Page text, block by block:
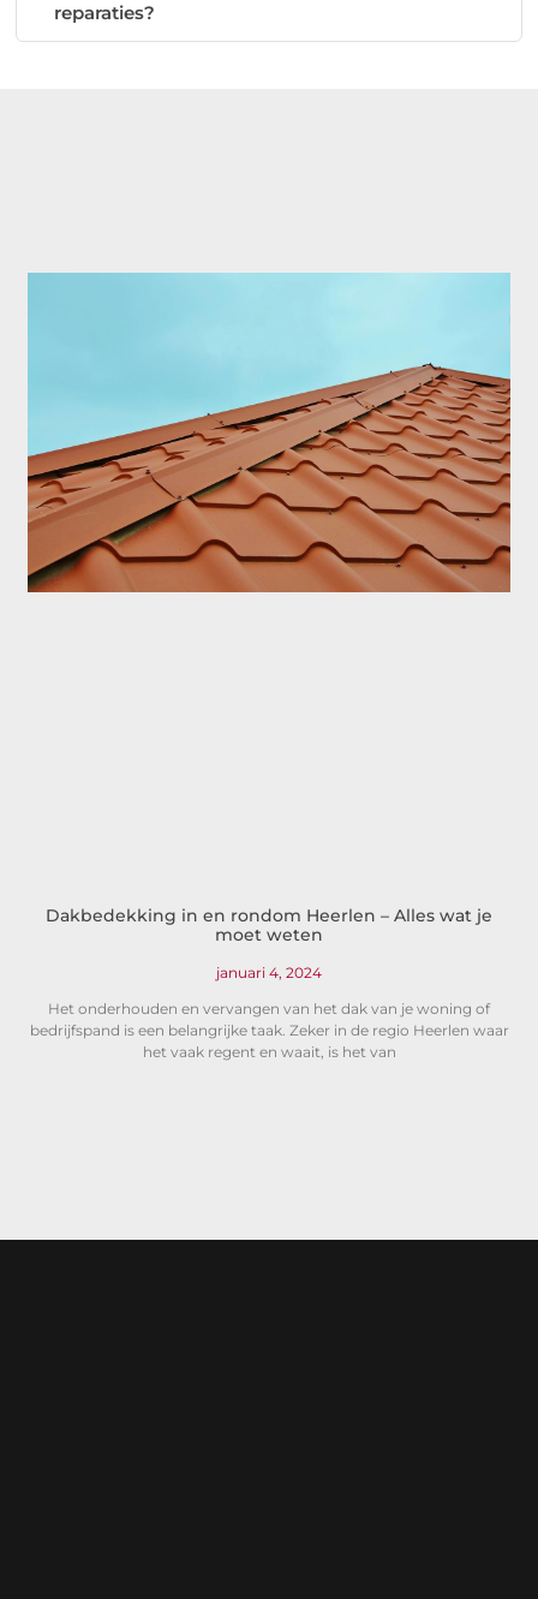
reparaties?
Dakbedekking in en rondom Heerlen – Alles wat je
moet weten
januari 4, 2024
Het onderhouden en vervangen van het dak van je woning of
bedrijfspand is een belangrijke taak. Zeker in de regio Heerlen waar
het vaak regent en waait, is het van